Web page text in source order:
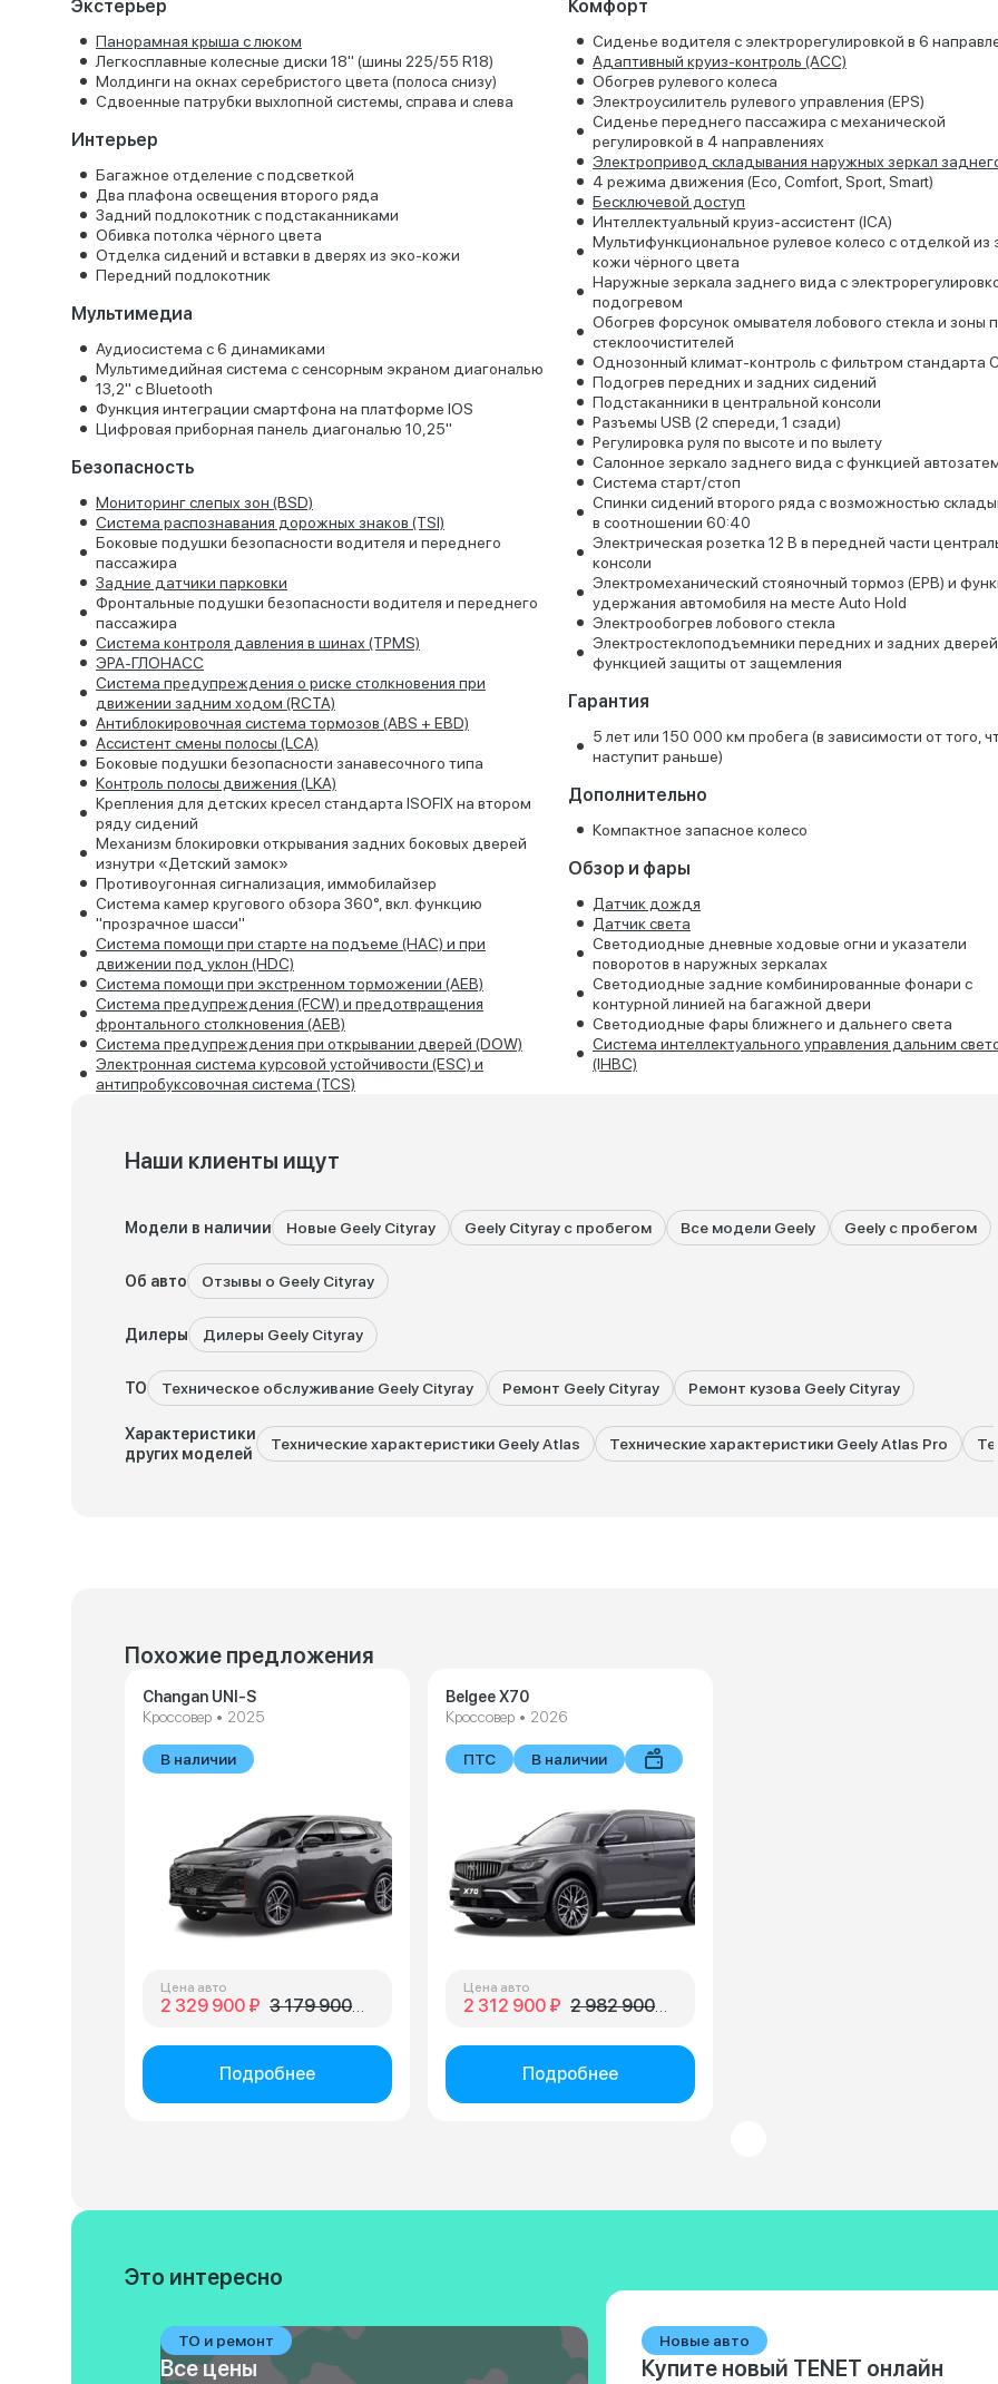
Экстерьер
Панорамная крыша с люком
Легкосплавные колесные диски 18" (шины 225/55 R18)
Молдинги на окнах серебристого цвета (полоса снизу)
Сдвоенные патрубки выхлопной системы, справа и слева
Интерьер
Багажное отделение с подсветкой
Два плафона освещения второго ряда
Задний подлокотник с подстаканниками
Обивка потолка чёрного цвета
Отделка сидений и вставки в дверях из эко-кожи
Передний подлокотник
Мультимедиа
Аудиосистема с 6 динамиками
Мультимедийная система с сенсорным экраном диагональю
13,2" с Bluetooth
Функция интеграции смартфона на платформе IOS
Цифровая приборная панель диагональю 10,25"
Безопасность
Мониторинг слепых зон (BSD)
Система распознавания дорожных знаков (TSI)
Боковые подушки безопасности водителя и переднего
пассажира
Задние датчики парковки
Фронтальные подушки безопасности водителя и переднего
пассажира
Система контроля давления в шинах (TPMS)
ЭРА-ГЛОНАСС
Cистема предупреждения о риске столкновения при
движении задним ходом (RCTA)
Антиблокировочная система тормозов (ABS + EBD)
Ассистент смены полосы (LCA)
Боковые подушки безопасности занавесочного типа
Контроль полосы движения (LKA)
Крепления для детских кресел стандарта ISOFIX на втором
ряду сидений
Механизм блокировки открывания задних боковых дверей
изнутри «Детский замок»
Противоугонная сигнализация, иммобилайзер
Система камер кругового обзора 360°, вкл. функцию
"прозрачное шасси"
Система помощи при старте на подъеме (HАC) и при
движении под уклон (HDC)
Система помощи при экстренном торможении (AEB)
Система предупреждения (FCW) и предотвращения
фронтального столкновения (AEB)
Система предупреждения при открывании дверей (DOW)
Электронная система курсовой устойчивости (ESС) и
антипробуксовочная система (TCS)
Комфорт
Сиденье водителя с электрорегулировкой в 6
Адаптивный круиз-контроль (ACC)
Обогрев рулевого колеса
Электроусилитель рулевого управления (EPS)
Сиденье переднего пассажира с механической
регулировкой в 4 направлениях
Электропривод складывания наружных зеркал
4 режимa движения (Eco, Comfort, Sport, Smart)
Бесключевой доступ
Интеллектуальный круиз-ассистент (ICA)
Мультифункциональное рулевое колесо с отделкой из
кожи чёрного цвета
Наружные зеркала заднего вида с
подогревом
Обогрев форсунок омывателя лобового стекла и зоны
стеклоочистителей
Однозонный климат-контроль с фильтром стандарта
Подогрев передних и задних сидений
Подстаканники в центральной консоли
Разъемы USB (2 спереди, 1 сзади)
Регулировка руля по высоте и по вылету
Салонное зеркало заднего вида с функцией
Система старт/стоп
Спинки сидений второго ряда с возможностью
в соотношении 60:40
Электрическая розетка 12 В в передней части
консоли
Электромеханический стояночный тормоз (EPB) и
удержания автомобиля на месте Auto Hold
Электрообогрев лобового стекла
Электростеклоподъемники передних и задних
функцией защиты от защемления
Гарантия
5 лет или 150 000 км пробега (в зависимости от того,
наступит раньше)
Дополнительно
Компактное запасное колесо
Обзор и фары
Датчик дождя
Датчик света
Светодиодные дневные ходовые огни и указатели
поворотов в наружных зеркалах
Светодиодные задние комбинированные фонари с
контурной линией на багажной двери
Светодиодные фары ближнего и дальнего света
Система интеллектуального управления дальним
(IHBC)
Наши клиенты ищут
Модели в наличии Новые Geely Cityray Geely Cityray с пробегом Все модели Geely Geely с пробегом
Об авто Отзывы о Geely Cityray
Дилеры Дилеры Geely Cityray
ТО Техническое обслуживание Geely Cityray Ремонт Geely Cityray Ремонт кузова Geely Cityray
Характеристики
других моделей
Технические характеристики Geely Atlas Технические характеристики Geely Atlas Pro
Похожие предложения
Changan UNI-S
Кроссовер • 2025
В наличии
Цена авто
2 329 900 ₽ 3 179 900 ₽
Подробнее
Belgee X70
Кроссовер • 2026
ПТС В наличии
Цена авто
2 312 900 ₽ 2 982 900 ₽
Подробнее
Это интересно
ТО и ремонт
Все цены
Новые авто
Купите новый TENET онлайн